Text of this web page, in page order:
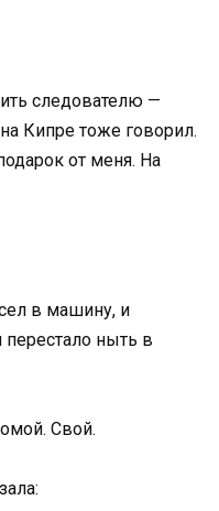
следователю —
Кипре тоже говорил.
от меня. На
в машину, и
ныть в
Свой.